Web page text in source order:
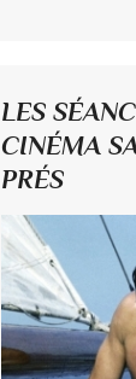
LES
CINÉMA
PRÉS